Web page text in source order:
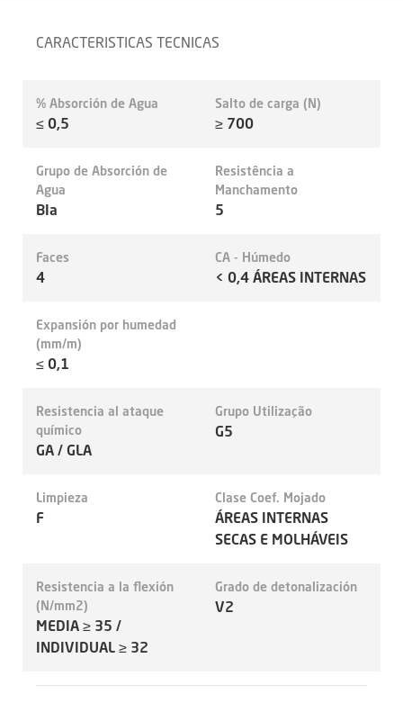
CARACTERISTICAS TECNICAS
% Absorción de Agua
≤ 0,5
Salto de carga (N)
≥ 700
Grupo de Absorción de
Agua
BIa
Resistência a
Manchamento
5
Faces
4
CA - Húmedo
< 0,4 ÁREAS INTERNAS
Expansión por humedad
(mm/m)
≤ 0,1
Resistencia al ataque
químico
GA / GLA
Grupo Utilização
G5
Limpieza
F
Clase Coef. Mojado
ÁREAS INTERNAS
SECAS E MOLHÁVEIS
Resistencia a la flexión
(N/mm2)
MEDIA ≥ 35 /
INDIVIDUAL ≥ 32
Grado de detonalización
V2